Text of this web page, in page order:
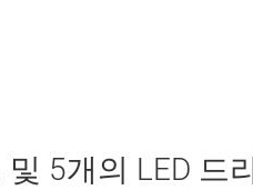
인터페이스
증 IC
5개의 LED 드